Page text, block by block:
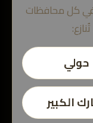
كل محافظات
حولي
الكبير